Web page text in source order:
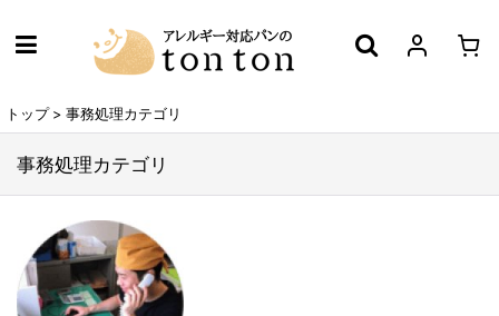
トップ > 事務処理カテゴリ
事務処理カテゴリ